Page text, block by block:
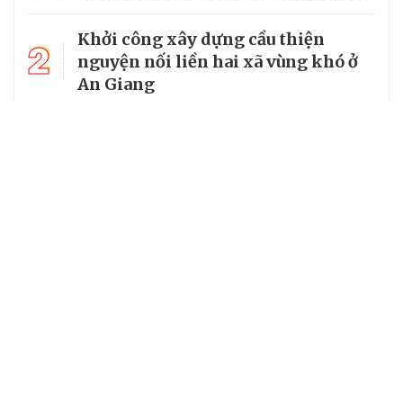
2
Khởi công xây dựng cầu thiện
nguyện nối liền hai xã vùng khó ở
An Giang